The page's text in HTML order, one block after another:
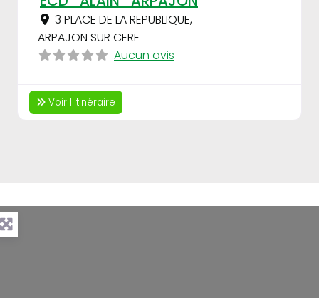
3 PLACE DE LA REPUBLIQUE,
ARPAJON SUR CERE
Aucun avis
Voir l'itinéraire